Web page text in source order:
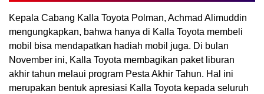
Kepala Cabang Kalla Toyota Polman, Achmad Alimuddin
mengungkapkan, bahwa hanya di Kalla Toyota membeli
mobil bisa mendapatkan hadiah mobil juga. Di bulan
November ini, Kalla Toyota membagikan paket liburan
akhir tahun melaui program Pesta Akhir Tahun. Hal ini
merupakan bentuk apresiasi Kalla Toyota kepada seluruh